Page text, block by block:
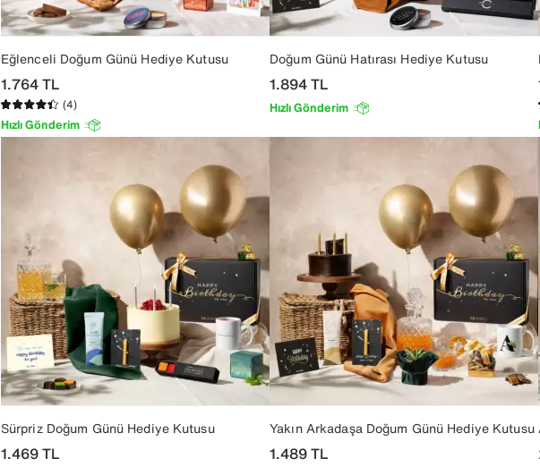
Eğlenceli Doğum Günü Hediye Kutusu
1.764TL
(4)
Hızlı Gönderim
Doğum Günü Hatırası Hediye Kutusu
1.894TL
Hızlı Gönderim
Sürpriz Doğum Günü Hediye Kutusu
1.469TL
Yakın Arkadaşa Doğum Günü Hediye Kutusu
1.489TL